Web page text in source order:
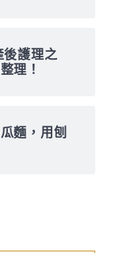
後護理之
理！
麵，用刨